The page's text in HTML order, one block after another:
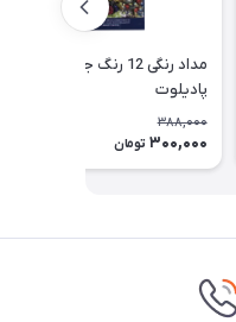
مداد رنگی 12 رنگ جعبه مقوایی
پادیلوت
388,000
300,000 تومان